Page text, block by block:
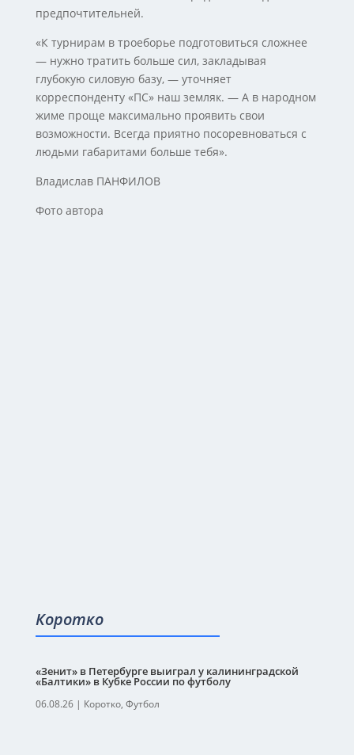
предпочтительней.
«К турнирам в троеборье подготовиться сложнее
— нужно тратить больше сил, закладывая
глубокую силовую базу, — уточняет
корреспонденту «ПС» наш земляк. — А в народном
жиме проще максимально проявить свои
возможности. Всегда приятно посоревноваться с
людьми габаритами больше тебя».
Владислав ПАНФИЛОВ
Фото автора
Коротко
«Зенит» в Петербурге выиграл у калининградской
«Балтики» в Кубке России по футболу
06.08.26| Коротко, Футбол